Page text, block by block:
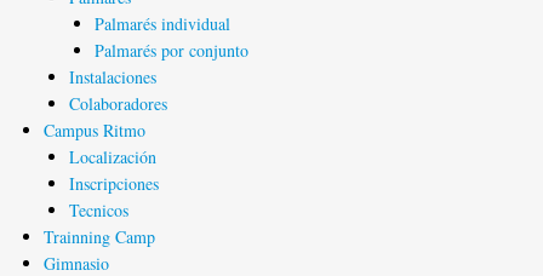
Palmarés individual
Palmarés por conjunto
Instalaciones
Colaboradores
Campus Ritmo
Localización
Inscripciones
Tecnicos
Trainning Camp
Gimnasio